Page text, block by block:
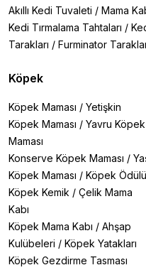
Akıllı Kedi Tuvaleti / Mama
Kedi Tırmalama Tahtaları /
Tarakları / Furminator
Köpek
Köpek Maması / Yetişkin
Köpek Maması / Yavru Köpek
Maması
Konserve Köpek Maması /
Köpek Maması / Köpek Ödülü
Köpek Kemik / Çelik Mama
Kabı
Köpek Mama Kabı / Ahşap
Kulübeleri / Köpek Yatakları
Köpek Gezdirme Tasması